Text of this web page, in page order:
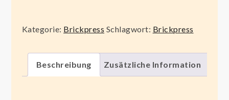
Menge
Kategorie: Brickpress Schlagwort: Brickpress
Beschreibung Zusätzliche Information